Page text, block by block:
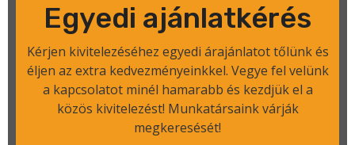
Egyedi ajánlatkérés
Kérjen kivitelezéséhez egyedi árajánlatot tőlünk és
éljen az extra kedvezményeinkkel. Vegye fel velünk
a kapcsolatot minél hamarabb és kezdjük el a
közös kivitelezést! Munkatársaink várják
megkeresését!